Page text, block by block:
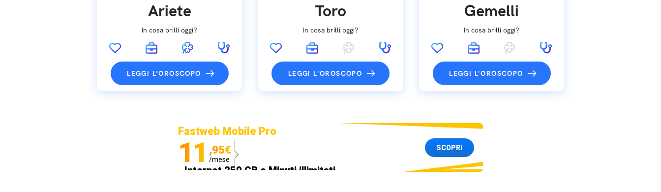
Ariete
In cosa brilli oggi?
LEGGI L'OROSCOPO
Toro
In cosa brilli oggi?
LEGGI L'OROSCOPO
Gemelli
In cosa brilli oggi?
LEGGI L'OROSCOPO
Fastweb Mobile Pro
11 ,95€
/mese
Internet 250 GB e Minuti illimitati
SCOPRI